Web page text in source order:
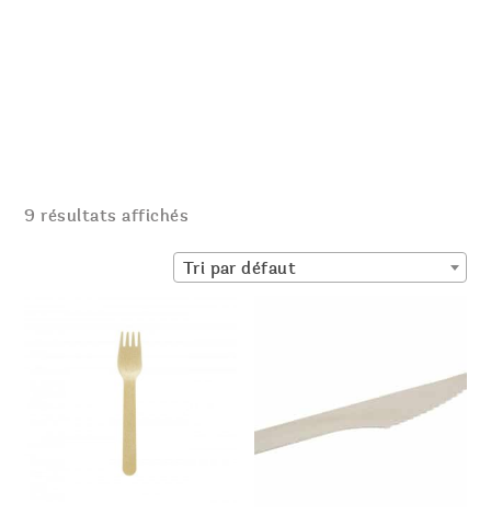
9 résultats affichés
Tri par défaut